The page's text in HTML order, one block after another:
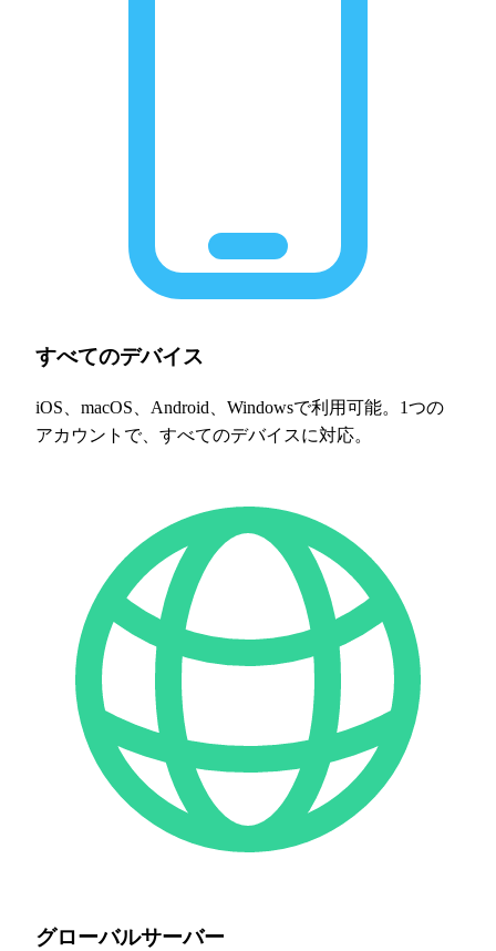
すべてのデバイス
iOS、macOS、Android、Windowsで利用可能。1つの
アカウントで、すべてのデバイスに対応。
グローバルサーバー